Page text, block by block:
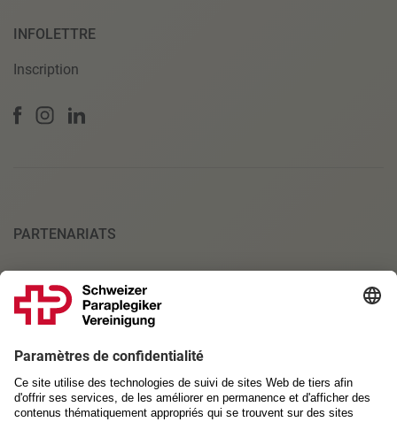
INFOLETTRE
Inscription
PARTENARIATS